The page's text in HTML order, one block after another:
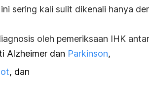
sering kali sulit dikenali hanya
oleh pemeriksaan IHK
Alzheimer dan Parkinson,
, dan